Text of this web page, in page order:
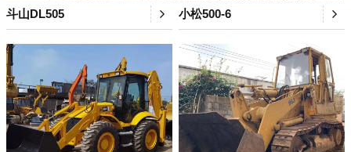
斗山DL505 小松500-6